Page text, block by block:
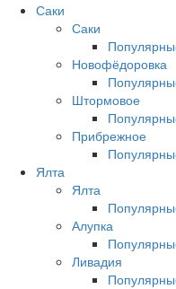
Саки
Саки
Новофёдоровка
Штормовое
Прибрежное
Ялта
Ялта
Алупка
Ливадия